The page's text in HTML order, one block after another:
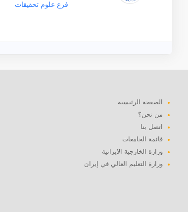
فرع علوم تحقيقات
الصفحة الرئيسية
من نحن؟
اتصل بنا
قائمة الجامعات
وزارة الخارجية الايرانية
وزارة التعليم العالي في إيران